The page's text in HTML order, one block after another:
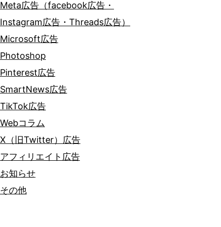
Meta広告（facebook広告・
Instagram広告・Threads広告）
Microsoft広告
Photoshop
Pinterest広告
SmartNews広告
TikTok広告
Webコラム
X（旧Twitter）広告
アフィリエイト広告
お知らせ
その他